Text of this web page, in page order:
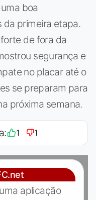
boa
da primeira etapa.
de fora da
segurança e
no placar até o
se preparam para
próxima semana.
1 1
aplicação